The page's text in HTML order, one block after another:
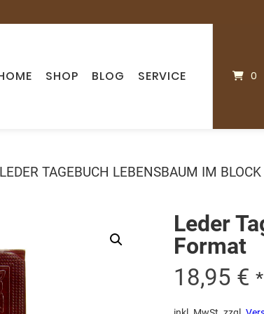
SHOP BLOG SERVICE 0
LEDER TAGEBUCH LEBENSBAUM IM
Leder
Format
18,95 € *